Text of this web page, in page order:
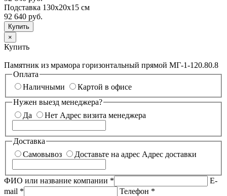
Подставка 130х20х15 см
92 640 руб.
×
Купить
Памятник из мрамора горизонтальный прямой МГ-1-120.80.8
Оплата
Наличными
Картой в офисе
Нужен выезд менеджера?
Да
Нет Адрес визита менеджера
Доставка
Самовывоз
Доставьте на адрес Адрес доставки
ФИО или название компании *
E-
mail * Телефон *